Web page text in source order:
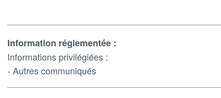
Information réglementée :
Informations privilégiées :
- Autres communiqués